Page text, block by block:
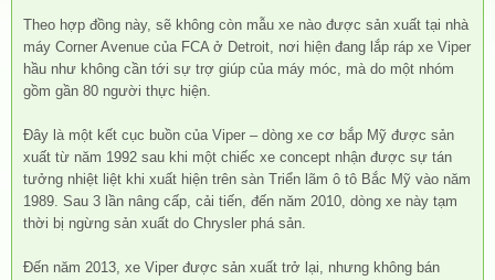
Theo hợp đồng này, sẽ không còn mẫu xe nào được sản xuất tại nhà
máy Corner Avenue của FCA ở Detroit, nơi hiện đang lắp ráp xe Viper
hầu như không cần tới sự trợ giúp của máy móc, mà do một nhóm
gồm gần 80 người thực hiện.
Đây là một kết cục buồn của Viper – dòng xe cơ bắp Mỹ được sản
xuất từ năm 1992 sau khi một chiếc xe concept nhận được sự tán
tưởng nhiệt liệt khi xuất hiện trên sàn Triển lãm ô tô Bắc Mỹ vào năm
1989. Sau 3 lần nâng cấp, cải tiến, đến năm 2010, dòng xe này tạm
thời bị ngừng sản xuất do Chrysler phá sản.
Đến năm 2013, xe Viper được sản xuất trở lại, nhưng không bán